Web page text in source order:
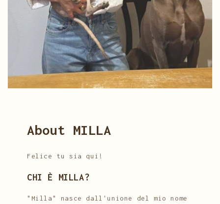
About MILLA
Felice tu sia qui!
CHI È MILLA?
"Milla" nasce dall'unione del mio nome